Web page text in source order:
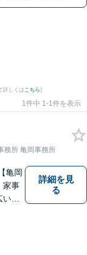
詳しくは こちら)
1件中 1-1件を表示
務所 亀岡事務所
亀岡
家事
分
詳細を見
る